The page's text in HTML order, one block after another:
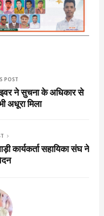
POST
ने सुचना के अधिकार से
अधूरा मिला
कार्यकर्ता सहायिका संघ ने